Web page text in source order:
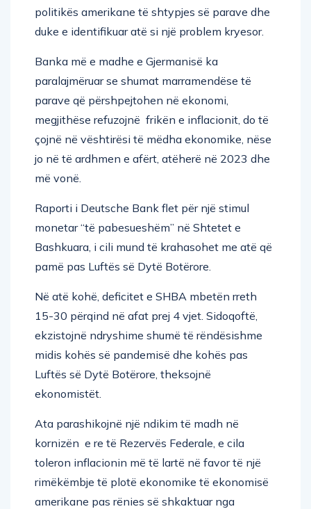
politikës amerikane të shtypjes së parave dhe
duke e identifikuar atë si një problem kryesor.
Banka më e madhe e Gjermanisë ka
paralajmëruar se shumat marramendëse të
parave që përshpejtohen në ekonomi,
megjithëse refuzojnë frikën e inflacionit, do të
çojnë në vështirësi të mëdha ekonomike, nëse
jo në të ardhmen e afërt, atëherë në 2023 dhe
më vonë.
Raporti i Deutsche Bank flet për një stimul
monetar “të pabesueshëm” në Shtetet e
Bashkuara, i cili mund të krahasohet me atë që
pamë pas Luftës së Dytë Botërore.
Në atë kohë, deficitet e SHBA mbetën rreth
15-30 përqind në afat prej 4 vjet. Sidoqoftë,
ekzistojnë ndryshime shumë të rëndësishme
midis kohës së pandemisë dhe kohës pas
Luftës së Dytë Botërore, theksojnë
ekonomistët.
Ata parashikojnë një ndikim të madh në
kornizën e re të Rezervës Federale, e cila
toleron inflacionin më të lartë në favor të një
rimëkëmbje të plotë ekonomike të ekonomisë
amerikane pas rënies së shkaktuar nga